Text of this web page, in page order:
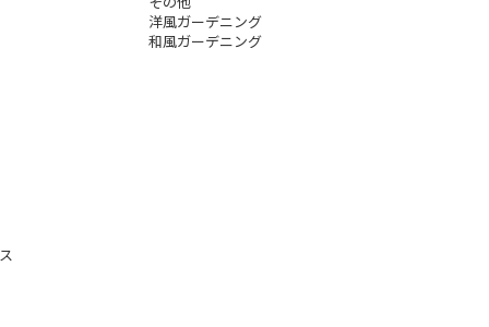
洋風ガーデニング
和風ガーデニング